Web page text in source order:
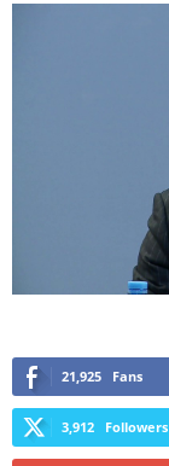
21,925 Fans
3,912 Followers